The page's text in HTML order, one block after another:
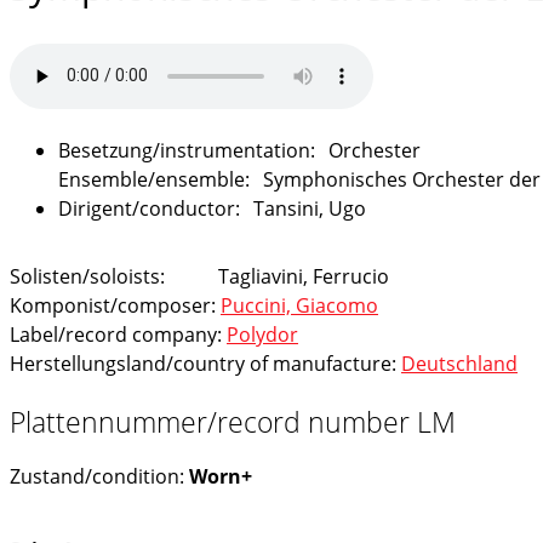
Orchester
Symphonisches Orchester der
Tansini, Ugo
Solisten/soloists:
Tagliavini, Ferrucio
Komponist/composer: Puccini, Giacomo
Label/record company: Polydor
Herstellungsland/country of manufacture: Deutschland
Plattennummer/record number LM
Zustand/condition: Worn+